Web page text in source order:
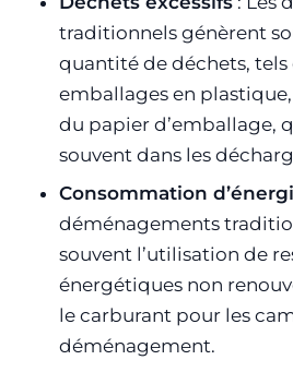
traditionnels génèrent
quantité de déchets, tels
emballages en
du papier d’emballage,
souvent dans les
Consommation
déménagements
souvent l’utilisation de
énergétiques non
le carburant pour les
déménagement.